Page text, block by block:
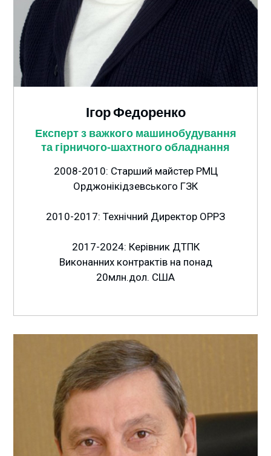
Ігор Федоренко
Експерт з важкого машинобудування
та гірничого-шахтного обладнання
2008-2010: Старший майстер РМЦ
Орджонікідзевського ГЗК
2010-2017: Технічний Директор ОРРЗ
2017-2024: Керівник ДТПК
Виконанних контрактів на понад
20млн.дол. США